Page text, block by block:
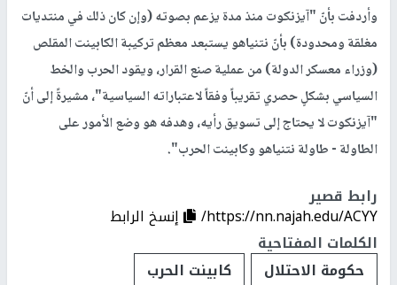
وأردفت بأنّ "آيزنكوت منذ مدة يزعم بصوته (وإن كان ذلك في منتديات
مغلقة ومحدودة) بأنّ نتنياهو يستبعد معظم تركيبة الكابينت المقلص
(وزراء معسكر الدولة) من عملية صنع القرار، ويقود الحرب والخط
السياسي بشكلٍ حصري تقريباً وفقاً لاعتباراته السياسية"، مشيرةً إلى أنّ
"آيزنكوت لا يحتاج إلى تسويق رأيه، وهدفه هو وضع الأمور على
الطاولة - طاولة نتنياهو وكابينت الحرب".
رابط قصير
https://nn.najah.edu/ACYY/
إنسخ الرابط
الكلمات المفتاحية
حكومة الاحتلال
كابينت الحرب